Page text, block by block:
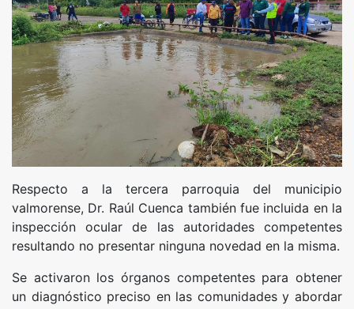
Respecto a la tercera parroquia del municipio
valmorense, Dr. Raúl Cuenca también fue incluida en la
inspección ocular de las autoridades competentes
resultando no presentar ninguna novedad en la misma.
Se activaron los órganos competentes para obtener
un diagnóstico preciso en las comunidades y abordar